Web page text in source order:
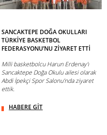
SANCAKTEPE DOĞA OKULLARI
TÜRKİYE BASKETBOL
FEDERASYONU’NU ZİYARET ETTİ
Milli basketbolcu Harun Erdenay'ı
Sancaktepe Doğa Okulu ailesi olarak
Abdi İpekçi Spor Salonu’nda ziyaret
ettik.
HABERE GİT